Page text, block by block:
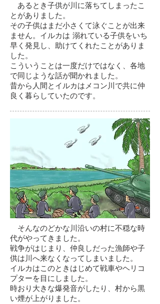
あるとき子供が川に落ちてしまったこ
とがありました。
その子供はまだ小さくて泳ぐことが出来
ません。イルカは 溺れている子供をいち
早く発見し、助けてくれたことがありま
した。
こういうことは一度だけではなく、各地
で同じような話が聞かれました。
昔から人間とイルカはメコン川で共に仲
良く暮らしていたのです。
そんなのどかな川沿いの村に不穏な時
代がやってきました。
戦争がはじまり、仲良しだった漁師や子
供は川へ来なくなってしまいました。
イルカはこのときはじめて戦車やヘリコ
プターを目にしました。
時おり大きな爆発音がしたり、村から黒
い煙が上がりました。